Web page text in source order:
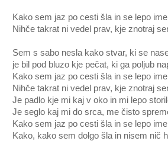
Kako sem jaz po cesti šla in se lepo
Nihče takrat ni vedel prav, kje znotraj
Sem s sabo nesla kako stvar, ki se
je bil pod bluzo kje pečat, ki ga poljub
Kako sem jaz po cesti šla in se lepo
Nihče takrat ni vedel prav, kje znotraj
Je padlo kje mi kaj v oko in mi lepo
Je seglo kaj mi do srca, me čisto
Kako sem jaz po cesti šla in se lepo
Kako, kako sem dolgo šla in nisem nič